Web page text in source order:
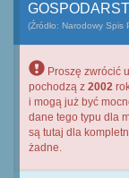
(Źródło: Narodowy
Proszę zwrócić
pochodzą z 2002
i mogą już być
dane tego typu dla
są tutaj dla
żadne.